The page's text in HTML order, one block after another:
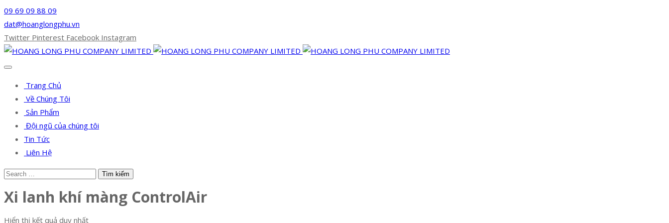
09 69 09 88 09
dat@hoanglongphu.vn
Twitter Pinterest Facebook Instagram
Trang Chủ
Về Chúng Tôi
Sản Phẩm
Đội ngũ của chúng tôi
Tin Tức
Liên Hệ
Xi lanh khí màng ControlAir
Hiển thị kết quả duy nhất